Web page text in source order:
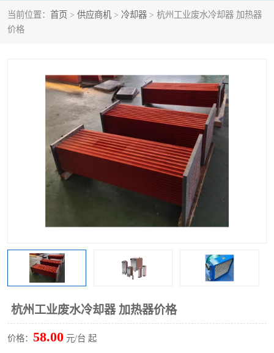
当前位置： 首页 > 供应商机 > 冷却器 > 杭州工业废水冷却器 加热器
价格
杭州工业废水冷却器 加热器价格
价格： 58.00 元/台 起